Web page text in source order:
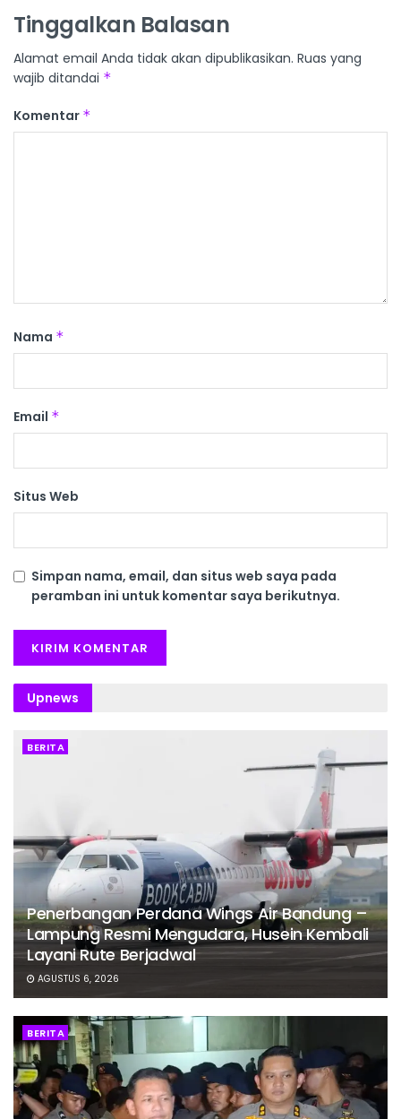
Tinggalkan Balasan
Alamat email Anda tidak akan dipublikasikan. Ruas yang
wajib ditandai *
Komentar *
Nama *
Email *
Situs Web
Simpan nama, email, dan situs web saya pada
peramban ini untuk komentar saya berikutnya.
Upnews
BERITA
Penerbangan Perdana Wings Air Bandung –
Lampung Resmi Mengudara, Husein Kembali
Layani Rute Berjadwal
AGUSTUS 6, 2026
BERITA